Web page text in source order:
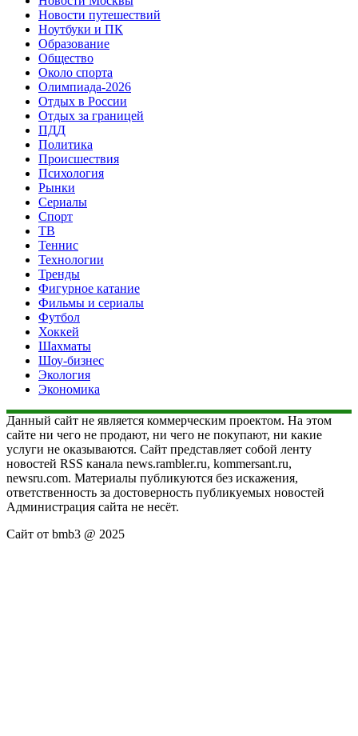
Новости путешествий
Ноутбуки и ПК
Образование
Общество
Около спорта
Олимпиада-2026
Отдых в России
Отдых за границей
ПДД
Политика
Происшествия
Психология
Рынки
Сериалы
Спорт
ТВ
Теннис
Технологии
Тренды
Фигурное катание
Фильмы и сериалы
Футбол
Хоккей
Шахматы
Шоу-бизнес
Экология
Экономика
Данный сайт не является коммерческим проектом. На этом
сайте ни чего не продают, ни чего не покупают, ни какие
услуги не оказываются. Сайт представляет собой ленту
новостей RSS канала news.rambler.ru, kommersant.ru,
newsru.com. Материалы публикуются без искажения,
ответственность за достоверность публикуемых новостей
Администрация сайта не несёт.
Сайт от bmb3 @ 2025